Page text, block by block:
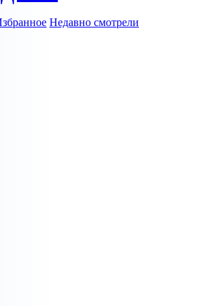
Недавно смотрели